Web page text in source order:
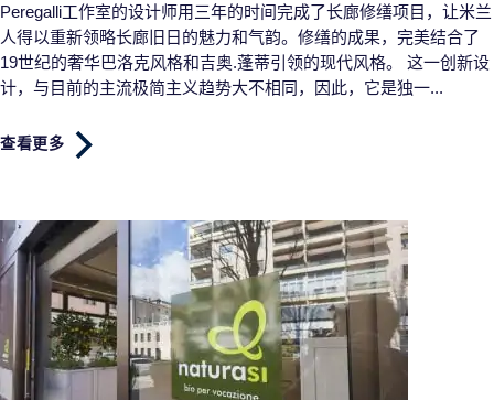
Peregalli工作室的设计师用三年的时间完成了长廊修缮项目，让米兰
人得以重新领略长廊旧日的魅力和气韵。修缮的成果，完美结合了
19世纪的奢华巴洛克风格和吉奥.蓬蒂引领的现代风格。 这一创新设
计，与目前的主流极简主义趋势大不相同，因此，它是独一...
查看更多